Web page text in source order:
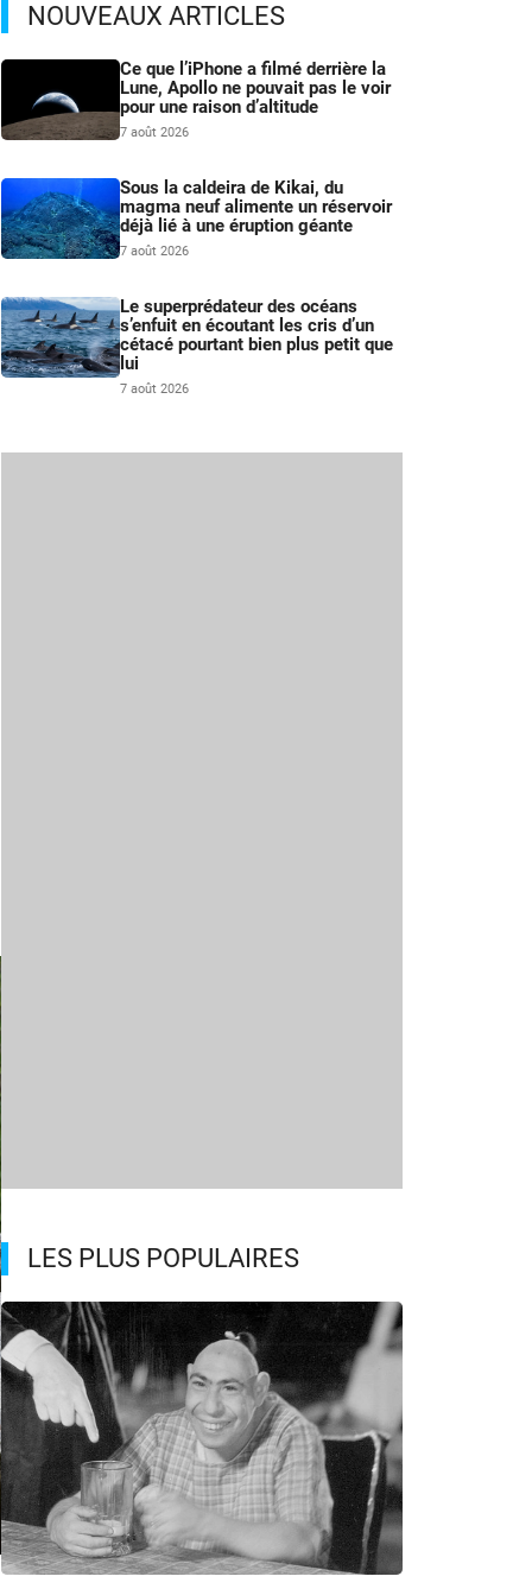
NOUVEAUX ARTICLES
Ce que l’iPhone a filmé derrière la
Lune, Apollo ne pouvait pas le voir
pour une raison d’altitude
7 août 2026
Sous la caldeira de Kikai, du
magma neuf alimente un réservoir
déjà lié à une éruption géante
7 août 2026
Le superprédateur des océans
s’enfuit en écoutant les cris d’un
cétacé pourtant bien plus petit que
lui
7 août 2026
LES PLUS POPULAIRES